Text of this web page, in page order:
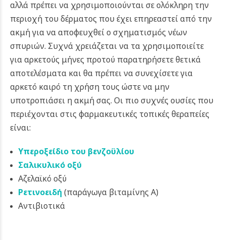
αλλά πρέπει να χρησιμοποιούνται σε ολόκληρη την
περιοχή του δέρματος που έχει επηρεαστεί από την
ακμή για να αποφευχθεί ο σχηματισμός νέων
σπυριών. Συχνά χρειάζεται να τα χρησιμοποιείτε
για αρκετούς μήνες προτού παρατηρήσετε θετικά
αποτελέσματα και θα πρέπει να συνεχίσετε για
αρκετό καιρό τη χρήση τους ώστε να μην
υποτροπιάσει η ακμή σας. Οι πιο συχνές ουσίες που
περιέχονται στις φαρμακευτικές τοπικές θεραπείες
είναι:
Υπεροξείδιο του βενζοϋλίου
Σαλικυλικό οξύ
Αζελαϊκό οξύ
Ρετινοειδή (παράγωγα βιταμίνης Α)
Αντιβιοτικά